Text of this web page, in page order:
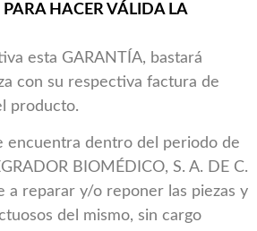
HACER VÁLIDA LA
esta GARANTÍA, bastará
con su respectiva factura de
producto.
encuentra dentro del periodo de
BIOMÉDICO, S. A. DE C.
a reparar y/o reponer las piezas y
del mismo, sin cargo